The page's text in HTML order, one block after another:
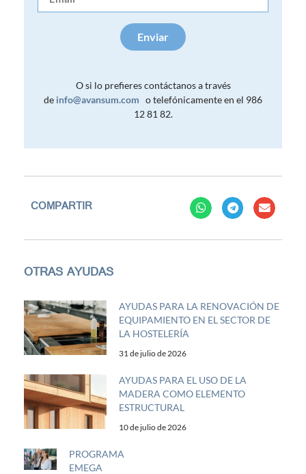
Enviar
O si lo prefieres contáctanos a través
de info@avansum.com o telefónicamente en el 986
12 81 82.
COMPARTIR
OTRAS AYUDAS
AYUDAS PARA LA RENOVACIÓN DE
EQUIPAMIENTO EN EL SECTOR DE
LA HOSTELERÍA
31 de julio de 2026
AYUDAS PARA EL USO DE LA
MADERA COMO ELEMENTO
ESTRUCTURAL
10 de julio de 2026
PROGRAMA
EMEGA